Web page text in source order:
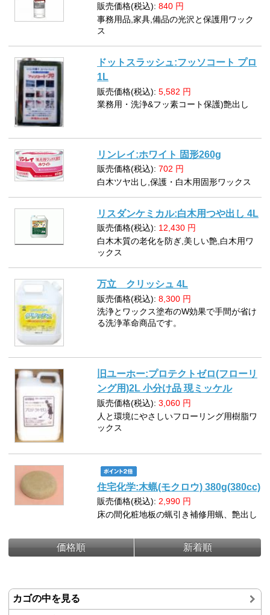
販売価格(税込): 840 円
事務用品,家具,備品の光沢と保護用ワック
ス
ドットスラッシュ:フッソコート プロ
1L
販売価格(税込): 5,582 円
業務用・洗浄&フッ素コート保護)艶出し
リンレイ:ホワイト 固形260g
販売価格(税込): 702 円
白木ツヤ出し,保護・白木用固形ワックス
リスダンケミカル:白木用つや出し 4L
販売価格(税込): 12,430 円
白木木質の老化を防ぎ,美しい艶,白木用ワ
ックス
万立 クリッシュ 4L
販売価格(税込): 8,300 円
洗浄とワックス塗布のW効果で手間が省け
る洗浄革命商品です。
旧ユーホー:プロテクトゼロ(フローリ
ング用)2L 小分け品 現ミッケル
販売価格(税込): 3,060 円
人と環境にやさしいフローリング用樹脂ワ
ックス
住宅化学:木蝋(モクロウ) 380g(380cc)
販売価格(税込): 2,990 円
床の間化粧地板の蝋引き補修用蝋、艶出し
価格順 新着順
カゴの中を見る